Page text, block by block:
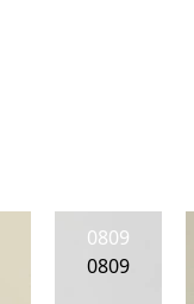
0809
0809